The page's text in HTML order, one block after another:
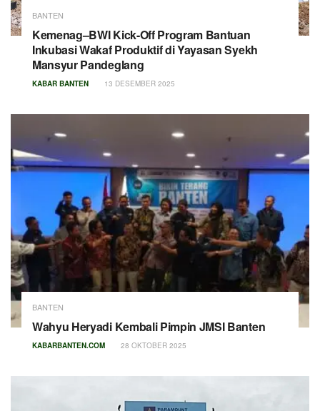
BANTEN
Kemenag–BWI Kick-Off Program Bantuan
Inkubasi Wakaf Produktif di Yayasan Syekh
Mansyur Pandeglang
KABAR BANTEN 13 DESEMBER 2025
BANTEN
Wahyu Heryadi Kembali Pimpin JMSI Banten
KABARBANTEN.COM 28 OKTOBER 2025